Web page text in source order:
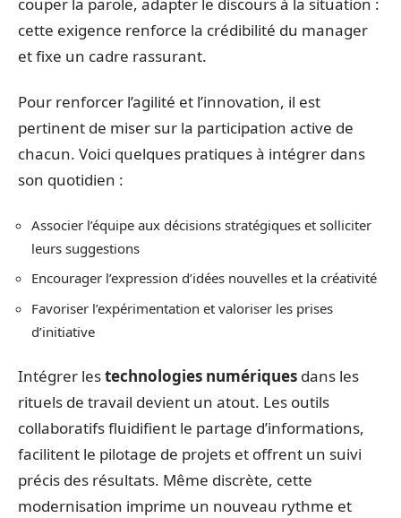
cette exigence renforce la crédibilité du manager
et fixe un cadre rassurant.
Pour renforcer l’agilité et l’innovation, il est
pertinent de miser sur la participation active de
chacun. Voici quelques pratiques à intégrer dans
son quotidien :
Associer l’équipe aux décisions stratégiques et solliciter
leurs suggestions
Encourager l’expression d’idées nouvelles et la créativité
Favoriser l’expérimentation et valoriser les prises
d’initiative
Intégrer lestechnologies numériques dans les
rituels de travail devient un atout. Les outils
collaboratifs fluidifient le partage d’informations,
facilitent le pilotage de projets et offrent un suivi
précis des résultats. Même discrète, cette
modernisation imprime un nouveau rythme et